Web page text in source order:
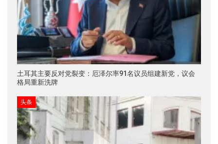
土耳其主要反对党裂变：厄泽尔率91名议员组建新党，议会
格局重新洗牌
头条